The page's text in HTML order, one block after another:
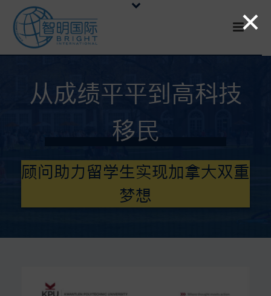
从成绩平平到高科技
移民
顾问助力留学生实现加拿大双重
梦想
×